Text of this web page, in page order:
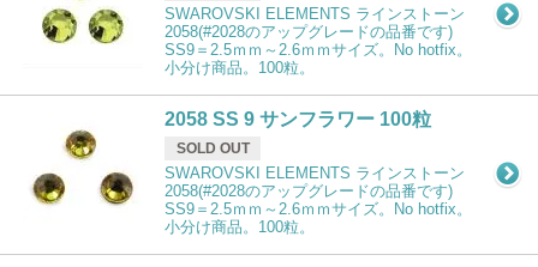
SWAROVSKI ELEMENTS ラインストーン
2058(#2028のアップグレードの品番です)
SS9＝2.5ｍｍ～2.6ｍｍサイズ。No hotfix。
小分け商品。100粒。
2058 SS 9 サンフラワー 100粒
SOLD OUT
SWAROVSKI ELEMENTS ラインストーン
2058(#2028のアップグレードの品番です)
SS9＝2.5ｍｍ～2.6ｍｍサイズ。No hotfix。
小分け商品。100粒。